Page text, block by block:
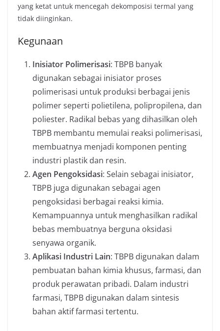
yang ketat untuk mencegah dekomposisi termal yang
tidak diinginkan.
Kegunaan
Inisiator Polimerisasi: TBPB banyak
digunakan sebagai inisiator proses
polimerisasi untuk produksi berbagai jenis
polimer seperti polietilena, polipropilena, dan
poliester. Radikal bebas yang dihasilkan oleh
TBPB membantu memulai reaksi polimerisasi,
membuatnya menjadi komponen penting
industri plastik dan resin.
Agen Pengoksidasi: Selain sebagai inisiator,
TBPB juga digunakan sebagai agen
pengoksidasi berbagai reaksi kimia.
Kemampuannya untuk menghasilkan radikal
bebas membuatnya berguna oksidasi
senyawa organik.
Aplikasi Industri Lain: TBPB digunakan dalam
pembuatan bahan kimia khusus, farmasi, dan
produk perawatan pribadi. Dalam industri
farmasi, TBPB digunakan dalam sintesis
bahan aktif farmasi tertentu.